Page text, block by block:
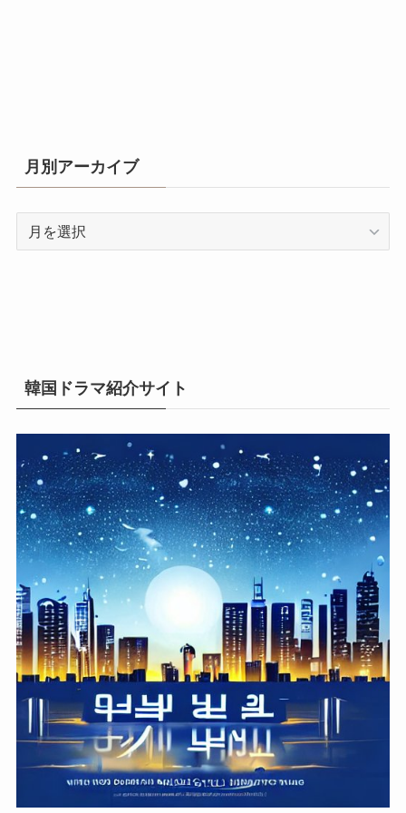
月別アーカイブ
韓国ドラマ紹介サイト